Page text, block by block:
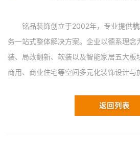
铭品装饰创立于2002年，专业提供
务一站式整体解决方案。企业以德系理念
装、局改翻新、软装以及智能家居五大板
商用、商业住宅等空间多元化装饰设计与
返回列表